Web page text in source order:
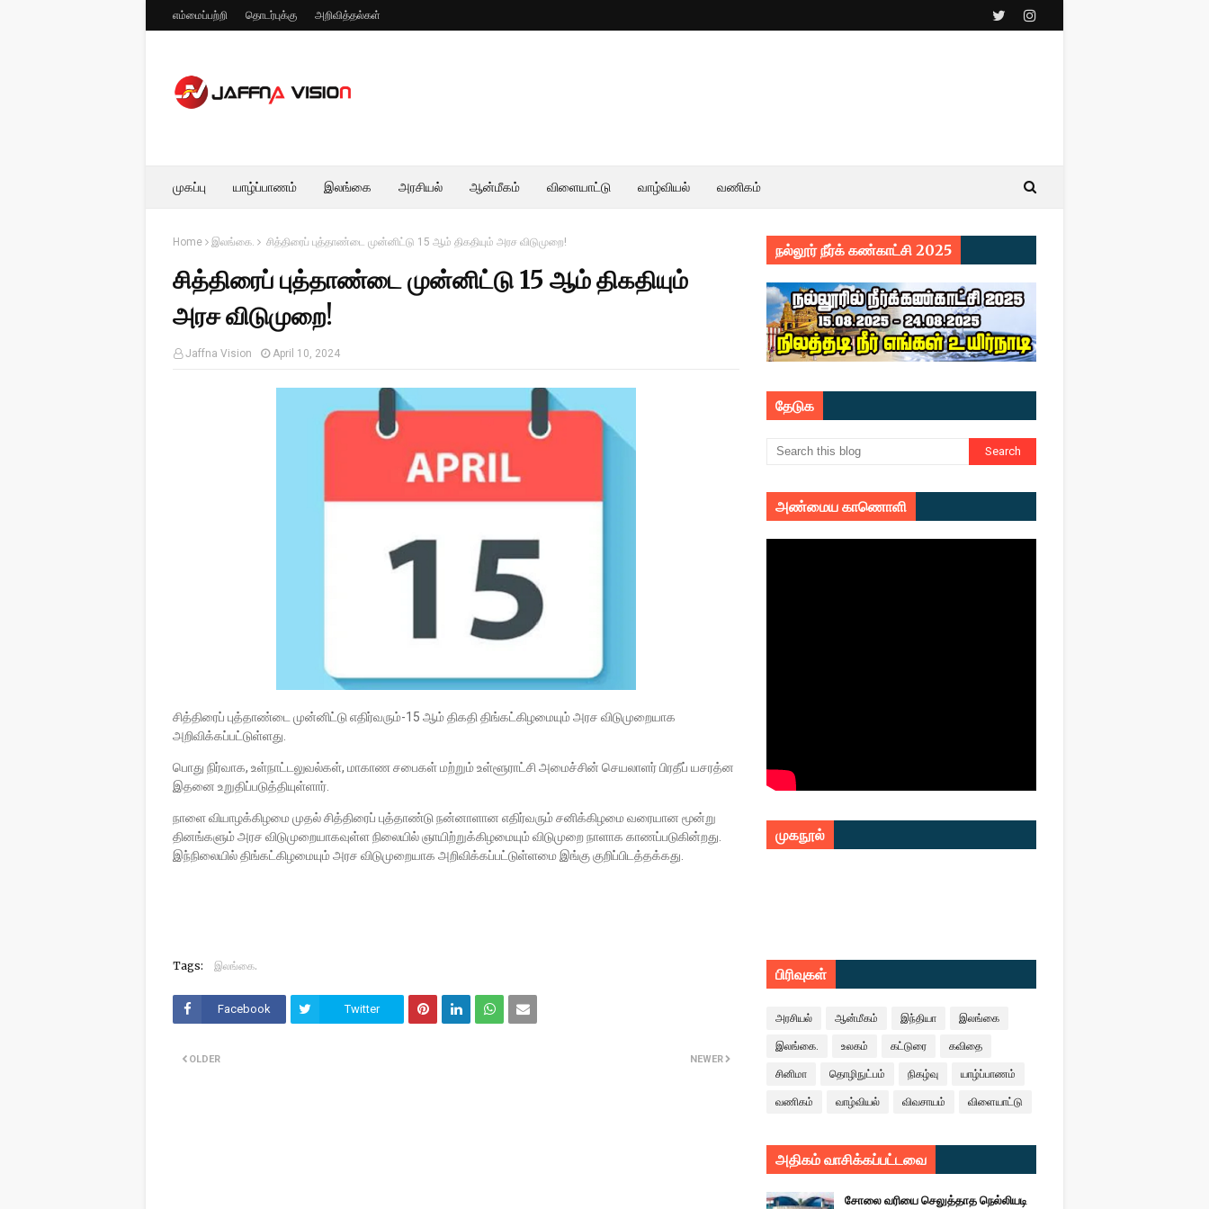
எம்மைப்பற்றி தொடர்புக்கு அறிவித்தல்கள்
முகப்பு யாழ்ப்பாணம் இலங்கை அரசியல் ஆன்மீகம் விளையாட்டு வாழ்வியல் வணிகம்
Home இலங்கை. சித்திரைப் புத்தாண்டை முன்னிட்டு 15 ஆம் திகதியும் அரச விடுமுறை!
சித்திரைப் புத்தாண்டை முன்னிட்டு 15 ஆம் திகதியும்
அரச விடுமுறை!
Jaffna Vision April 10, 2024
சித்திரைப் புத்தாண்டை முன்னிட்டு எதிர்வரும்-15 ஆம் திகதி திங்கட்கிழமையும் அரச விடுமுறையாக
அறிவிக்கப்பட்டுள்ளது.
பொது நிர்வாக, உள்நாட்டலுவல்கள், மாகாண சபைகள் மற்றும் உள்ளூராட்சி அமைச்சின் செயலாளர் பிரதீப் யசரத்ன
இதனை உறுதிப்படுத்தியுள்ளார்.
நாளை வியாழக்கிழமை முதல் சித்திரைப் புத்தாண்டு நன்னாளான எதிர்வரும் சனிக்கிழமை வரையான மூன்று
தினங்களும் அரச விடுமுறையாகவுள்ள நிலையில் ஞாயிற்றுக்கிழமையும் விடுமுறை நாளாக காணப்படுகின்றது.
இந்நிலையில் திங்கட்கிழமையும் அரச விடுமுறையாக அறிவிக்கப்பட்டுள்ளமை இங்கு குறிப்பிடத்தக்கது.
Tags: இலங்கை.
Facebook Twitter
NEWER
OLDER
நல்லூர் நீர்க் கண்காட்சி 2025
தேடுக
அண்மைய காணொளி
முகநூல்
பிரிவுகள்
அரசியல் ஆன்மீகம் இந்தியா இலங்கை
இலங்கை. உலகம் கட்டுரை கவிதை
சினிமா தொழிநுட்பம் நிகழ்வு யாழ்ப்பாணம்
வணிகம் வாழ்வியல் விவசாயம் விளையாட்டு
அதிகம் வாசிக்கப்பட்டவை
சோலை வரியை செலுத்தாத நெல்லியடி